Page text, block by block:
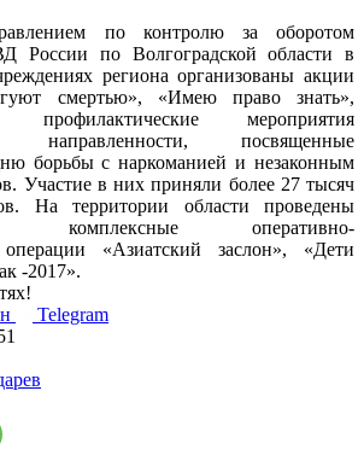
по контролю за оборотом
России по Волгоградской области в
региона организованы акции
смертью», «Имею право знать»,
профилактические мероприятия
направленности, посвященные
борьбы с наркоманией и незаконным
Участие в них приняли более 27 тысяч
На территории области проведены
комплексные оперативно-
операции «Азиатский заслон», «Дети
-2017».
Telegram